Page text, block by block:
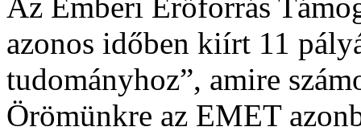
azonos időben kiírt 11
tudományhoz”, amire
Örömünkre az EMET